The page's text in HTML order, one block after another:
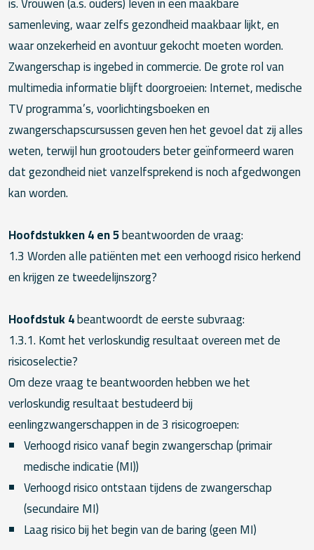
samenleving, waar zelfs gezondheid maakbaar lijkt, en
waar onzekerheid en avontuur gekocht moeten worden.
Zwangerschap is ingebed in commercie. De grote rol van
multimedia informatie blijft doorgroeien: Internet, medische
TV programma’s, voorlichtingsboeken en
zwangerschapscursussen geven hen het gevoel dat zij alles
weten, terwijl hun grootouders beter geïnformeerd waren
dat gezondheid niet vanzelfsprekend is noch afgedwongen
kan worden.
Hoofdstukken 4 en 5beantwoorden de vraag:
1.3 Worden alle patiënten met een verhoogd risico herkend
en krijgen ze tweedelijnszorg?
Hoofdstuk 4beantwoordt de eerste subvraag:
1.3.1. Komt het verloskundig resultaat overeen met de
risicoselectie?
Om deze vraag te beantwoorden hebben we het
verloskundig resultaat bestudeerd bij
eenlingzwangerschappen in de 3 risicogroepen:
Verhoogd risico vanaf begin zwangerschap (primair
medische indicatie (MI))
Verhoogd risico ontstaan tijdens de zwangerschap
(secundaire MI)
Laag risico bij het begin van de baring (geen MI)